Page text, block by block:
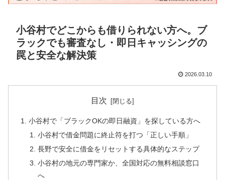
小谷村でどこからも借りられない方へ。ブ
ラックでも審査なし・即日キャッシングの
罠と安全な解決策
2026.03.10
目次
小谷村で「ブラックOKの即日融資」を探している方へ
小谷村で借金問題に終止符を打つ「正しい手順」
長野で安全に借金をリセットする具体的なステップ
小谷村の地元の専門家か、全国対応の無料相談窓口
へ